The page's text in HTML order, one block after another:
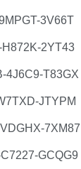
3V66T
2YT43
4J6C9-T83GX
JTYPM
7XM87
GCQG9